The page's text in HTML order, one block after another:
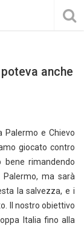
anche
Palermo e Chievo
giocato contro
rimandendo
ma sarà
la salvezza, e i
Il nostro obiettivo
Italia fino alla